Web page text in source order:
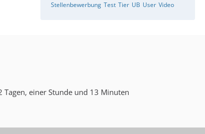
Stellenbewerbung Test Tier UB User Video
Tagen, einer Stunde und 13 Minuten